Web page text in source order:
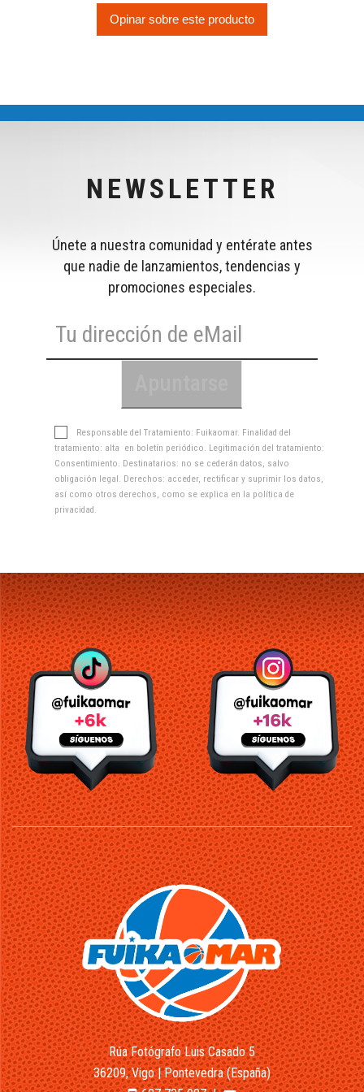
Opinar sobre este producto
NEWSLETTER
Únete a nuestra comunidad y entérate antes
que nadie de lanzamientos, tendencias y
promociones especiales.
Responsable del Tratamiento: Fuikaomar. Finalidad del
tratamiento: alta en boletín periódico. Legitimación del tratamiento:
Consentimiento. Destinatarios: no se cederán datos, salvo
obligación legal. Derechos: acceder, rectificar y suprimir los datos,
así como otros derechos, como se explica en la política de
privacidad
Rúa Fotógrafo Luis Casado 5
36209, Vigo | Pontevedra (España)